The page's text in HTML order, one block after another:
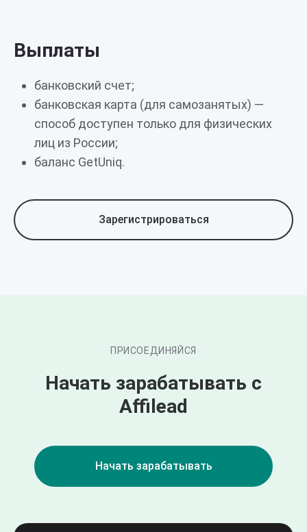
Выплаты
банковский счет;
банковская карта (для самозанятых) —
способ доступен только для физических
лиц из России;
баланс GetUniq.
Зарегистрироваться
ПРИСОЕДИНЯЙСЯ
Начать зарабатывать с
Affilead
Начать зарабатывать